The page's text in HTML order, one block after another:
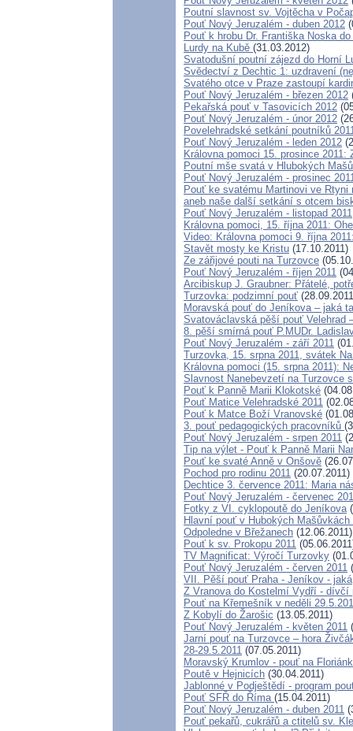
Poutní slavnost sv. Vojtěcha v
Pouť Nový Jeruzalém - duben 2012
Pouť k hrobu Dr. Františka Noska
Lurdy na Kubě (31.03.2012)
Svatodušní poutní zájezd do Horní
Svědectví z Dechtic 1: uzdravení
Svatého otce v Praze zastoupí
Pouť Nový Jeruzalém - březen 2012
Pekařská pouť v Tasovicích 2012
Pouť Nový Jeruzalém - únor 2012
Povelehradské setkání poutníků
Pouť Nový Jeruzalém - leden 2012
Královna pomoci 15. prosince 2011:
Poutní mše svatá v Hlubokých
Pouť Nový Jeruzalém - prosinec
Pouť ke svatému Martinovi ve Rtyni
aneb naše další setkání s otcem
Pouť Nový Jeruzalém - listopad 2011
Královna pomoci, 15. října 2011:
Video: Královna pomoci 9. října
Stavět mosty ke Kristu (17.10.2011)
Ze zářijové pouti na Turzovce
Pouť Nový Jeruzalém - říjen 2011
Arcibiskup J. Graubner: Přátelé,
Turzovka: podzimní pouť
Moravská pouť do Jeníkova – jaká
Svatováclavská pěší pouť Velehrad
8. pěší smírná pouť P.MUDr.
Pouť Nový Jeruzalém - září 2011
Turzovka, 15. srpna 2011, svátek
Královna pomoci (15. srpna 2011):
Slavnost Nanebevzetí na Turzovce
Pouť k Panně Marii Klokotské
Pouť Matice Velehradské 2011
Pouť k Matce Boží Vranovské
3. pouť pedagogických pracovníků
Pouť Nový Jeruzalém - srpen 2011
Tip na výlet - Pouť k Panně Marii
Pouť ke svaté Anně v Onšově
Pochod pro rodinu 2011 (20.07.2011)
Dechtice 3. července 2011: Maria
Pouť Nový Jeruzalém - červenec
Fotky z VI. cyklopoutě do Jeníkova
Hlavní pouť v Hubokých
Odpoledne v Břežanech (12.06.2011)
Pouť k sv. Prokopu 2011
TV Magnificat: Výročí Turzovky
Pouť Nový Jeruzalém - červen 2011
VII. Pěší pouť Praha - Jeníkov -
Z Vranova do Kostelmí Vydří - dívčí
Pouť na Křemešník v neděli
Z Kobylí do Žarošic (13.05.2011)
Pouť Nový Jeruzalém - květen 2011
Jarní pouť na Turzovce – hora
28-29.5.2011 (07.05.2011)
Moravský Krumlov - pouť na
Poutě v Hejnicích (30.04.2011)
Jablonné v Podještědí - program
Pouť SFŘ do Říma (15.04.2011)
Pouť Nový Jeruzalém - duben 2011
Pouť pekařů, cukrářů a ctitelů sv.